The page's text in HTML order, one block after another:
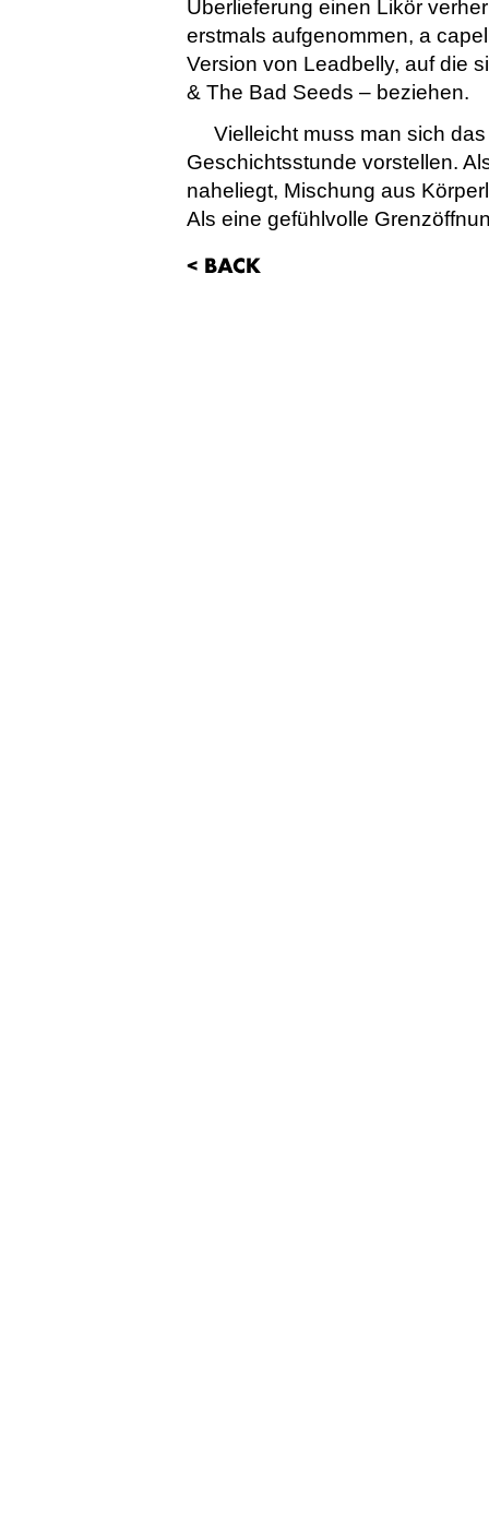
Überlieferung einen Likör
erstmals aufgenommen, a
Version von Leadbelly, auf die
& The Bad Seeds – beziehen.
Vielleicht muss man sich
Geschichtsstunde vorstellen.
naheliegt, Mischung aus
Als eine gefühlvolle